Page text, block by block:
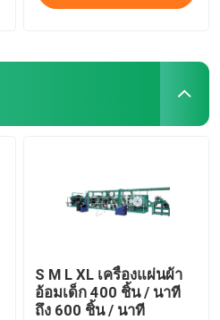
S M L XL เครื่องแผ่นผ้า
อ้อมเด็ก 400 ชิ้น / นาที
ถึง 600 ชิ้น / นาที